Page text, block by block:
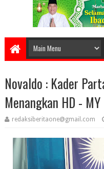
Novaldo : Kader
Menangkan HD - MY
redaksiberitaone@gmail.com